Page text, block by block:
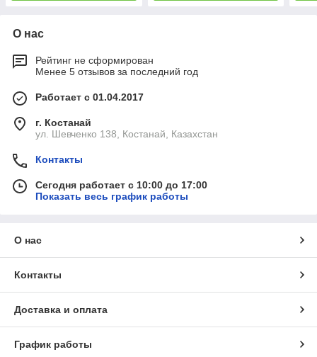
О нас
Рейтинг не сформирован
Менее 5 отзывов за последний год
Работает с 01.04.2017
г. Костанай
ул. Шевченко 138, Костанай, Казахстан
Контакты
Сегодня работает с 10:00 до 17:00
Показать весь график работы
О нас
Контакты
Доставка и оплата
График работы